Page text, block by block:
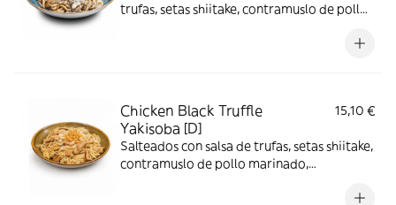
trufas, setas shiitake, contramuslo de pollo
Chicken Black Truffle
Yakisoba [D]
15,10 €
Salteados con salsa de trufas, setas shiitake,
contramuslo de pollo marinado,